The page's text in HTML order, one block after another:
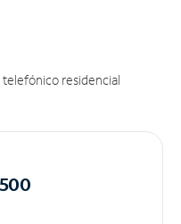
residencial